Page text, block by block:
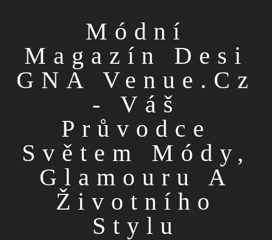
Módní
Magazín Desi
GNA Venue.cz
- Váš
Průvodce
Světem Módy,
Glamouru A
Životního
Stylu